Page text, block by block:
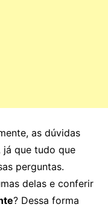
as dúvidas
já que tudo que
perguntas.
delas e conferir
? Dessa forma